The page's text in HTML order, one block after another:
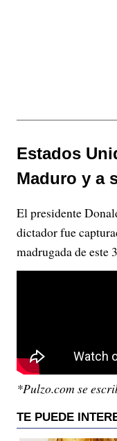
Estados
Maduro y a
El presidente
dictador fue
madrugada de este
*Pulzo.com se